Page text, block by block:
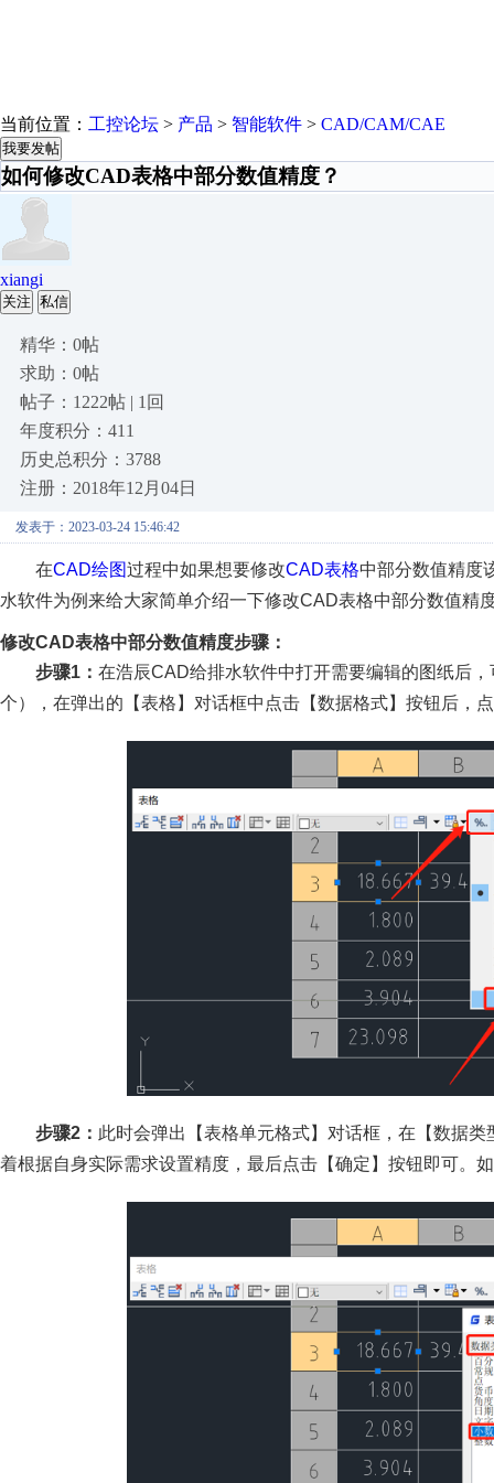
当前位置： 工控论坛 > 产品 > 智能软件 > CAD/CAM/CAE
我要发帖
如何修改CAD表格中部分数值精度？
xiangi
关注 私信
精华：0帖
求助：0帖
帖子：1222帖 | 1回
年度积分：411
历史总积分：3788
注册：2018年12月04日
发表于：2023-03-24 15:46:42
在CAD绘图过程中如果想要修改CAD表格中部分数值精度
水软件为例来给大家简单介绍一下修改CAD表格中部分数值精
修改CAD表格中部分数值精度步骤：
步骤1： 在浩辰CAD给排水软件中打开需要编辑的图纸后
个），在弹出的【表格】对话框中点击【数据格式】按钮后，
步骤2： 此时会弹出【表格单元格式】对话框，在【数据
着根据自身实际需求设置精度，最后点击【确定】按钮即可。